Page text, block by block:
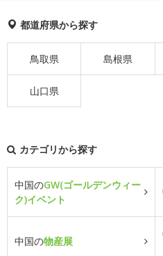
都道府県から探す
鳥取県 島根県
山口県
カテゴリから探す
中国のGW(ゴールデンウィー
ク)イベント
中国の物産展